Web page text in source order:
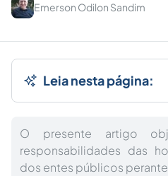
Emerson Odilon Sandim
Leia nesta página:
O presente artigo
responsabilidades das
dos entes públicos